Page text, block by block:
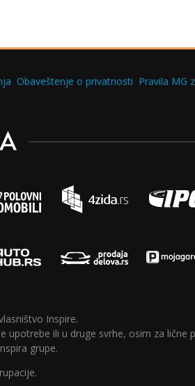
Obaveštenje o privatnosti Pravila MG
Inspire.
ili u druge svrhe, osim za lične
grupe.